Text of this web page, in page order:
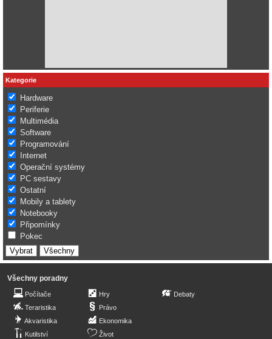
Kategorie
Hardware
Periferie
Multimédia
Software
Programování
Internet
Operační systémy
PC sestavy
Ostatní
Mobily a tablety
Notebooky
Připomínky
Pokec
Všechny poradny
Počítače
Teraristika
Akvaristika
Kutilství
Hry
Právo
Ekonomika
Život
Debaty